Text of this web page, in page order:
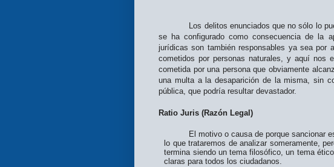
Los delitos enunciados que no sólo lo
se ha configurado como consecuencia de la
jurídicas son también responsables ya sea por
cometidos por personas naturales, y aquí nos
cometida por una persona que obviamente
una multa a la desaparición de la misma, sin
pública, que podría resultar devastador.
Ratio Juris (Razón Legal)
El motivo o causa de porque sancionar
lo que trataremos de analizar someramente,
termina siendo un tema filosófico, un tema
claras para todos los ciudadanos.